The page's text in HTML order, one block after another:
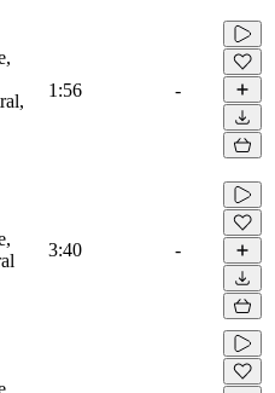
1:56 -
3:40 -